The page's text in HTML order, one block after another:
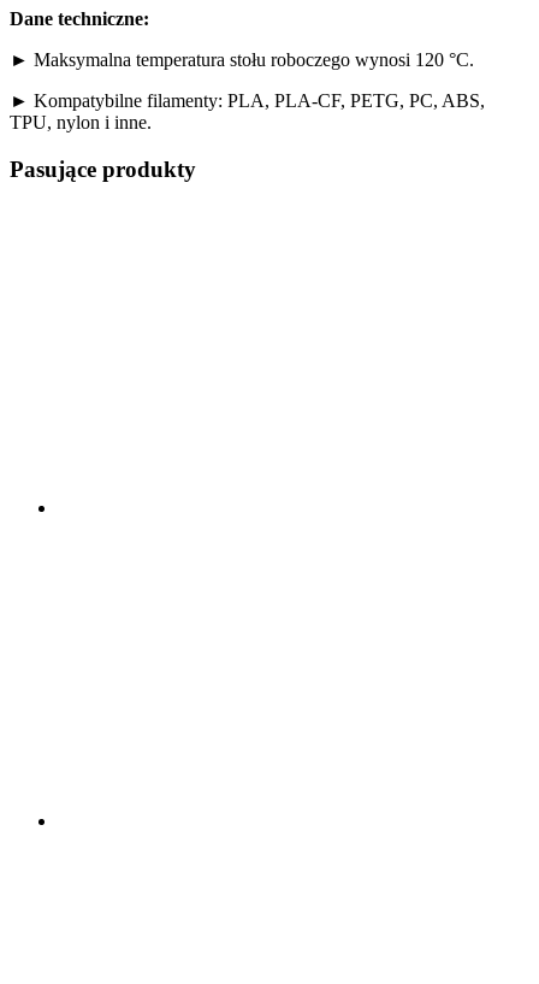
Dane techniczne:
► Maksymalna temperatura stołu roboczego wynosi 120 °C.
► Kompatybilne filamenty: PLA, PLA-CF, PETG, PC, ABS,
TPU, nylon i inne.
Pasujące produkty